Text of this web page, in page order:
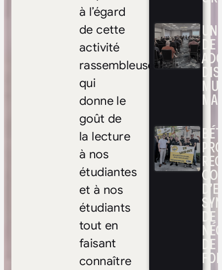
DE
DE
DE
FOI
à l’égard
de cette
activité
rassembleuse
qui
donne le
goût de
la lecture
à nos
étudiantes
et à nos
étudiants
tout en
faisant
connaître